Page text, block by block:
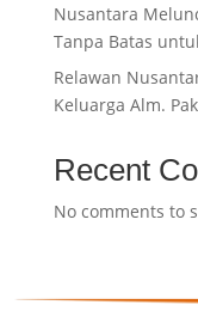
Nusantara
Tanpa Batas
Relawan
Keluarga Alm.
Recent
No comments to